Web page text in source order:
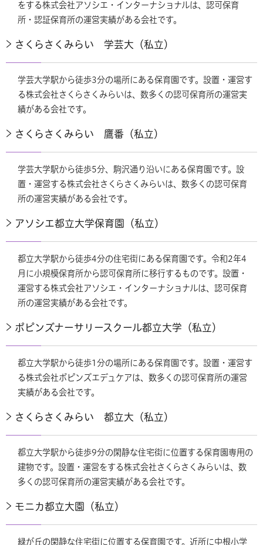
をする株式会社アソシエ・インターナショナルは、認可保育
所・認証保育所の運営実績がある会社です。
さくらさくみらい 学芸大（私立）
学芸大学駅から徒歩3分の場所にある保育園です。設置・運営す
る株式会社さくらさくみらいは、数多くの認可保育所の運営実
績がある会社です。
さくらさくみらい 鷹番（私立）
学芸大学駅から徒歩5分、駒沢通り沿いにある保育園です。設
置・運営する株式会社さくらさくみらいは、数多くの認可保育
所の運営実績がある会社です。
アソシエ都立大学保育園（私立）
都立大学駅から徒歩4分の住宅街にある保育園です。令和2年4
月に小規模保育所から認可保育所に移行するものです。設置・
運営する株式会社アソシエ・インターナショナルは、認可保育
所の運営実績がある会社です。
ポピンズナーサリースクール都立大学（私立）
都立大学駅から徒歩1分の場所にある保育園です。設置・運営す
る株式会社ポピンズエデュケアは、数多くの認可保育所の運営
実績がある会社です。
さくらさくみらい 都立大（私立）
都立大学駅から徒歩9分の閑静な住宅街に位置する保育園専用の
建物です。設置・運営をする株式会社さくらさくみらいは、数
多くの認可保育所の運営実績がある会社です。
モニカ都立大園（私立）
緑が丘の閑静な住宅街に位置する保育園です。近所に中根小学